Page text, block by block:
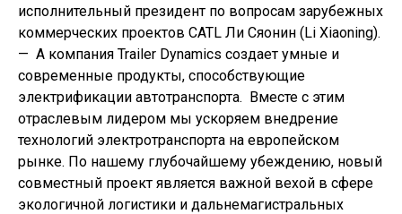
исполнительный президент по вопросам зарубежных
коммерческих проектов CATL Ли Сяонин (Li Xiaoning).
— А компания Trailer Dynamics создает умные и
современные продукты, способствующие
электрификации автотранспорта. Вместе с этим
отраслевым лидером мы ускоряем внедрение
технологий электротранспорта на европейском
рынке. По нашему глубочайшему убеждению, новый
совместный проект является важной вехой в сфере
экологичной логистики и дальнемагистральных